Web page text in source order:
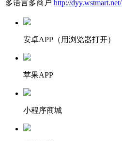
多语言多商户 http://dyy.wstmart.net/
安卓APP（用浏览器打开）
苹果APP
小程序商城